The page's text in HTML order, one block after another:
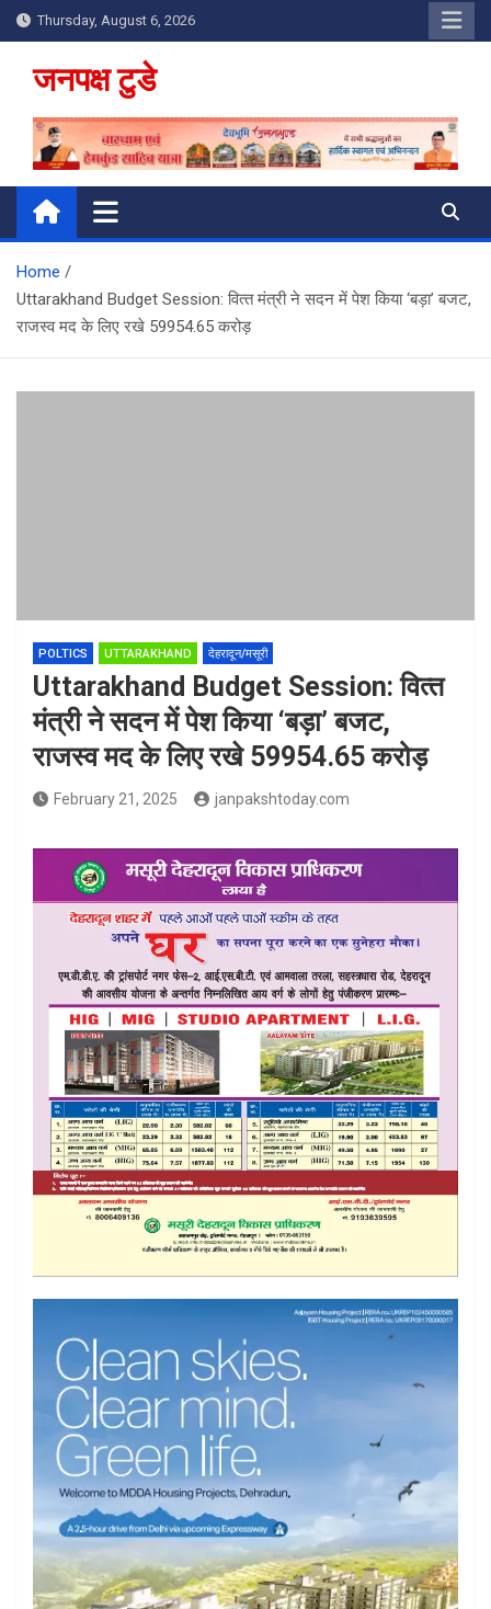
Skip
to
content
Thursday, August 6, 2026
जनपक्ष टुडे
Home
Uttarakhand Budget Session: वित्‍त मंत्री ने सदन में पेश किया ‘बड़ा’ बजट,
राजस्व मद के लिए रखे 59954.65 करोड़
POLTICS UTTARAKHAND देहरादून/मसूरी
Uttarakhand Budget Session: वित्‍त
मंत्री ने सदन में पेश किया ‘बड़ा’ बजट,
राजस्व मद के लिए रखे 59954.65 करोड़
February 21, 2025 janpakshtoday.com